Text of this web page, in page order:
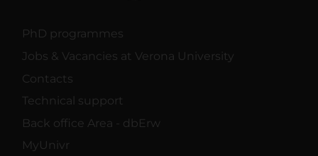
PhD programmes
Jobs & Vacancies at Verona University
Contacts
Technical support
Back office Area - dbErw
MyUnivr